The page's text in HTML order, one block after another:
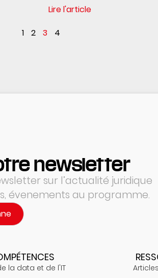
Lire l'article
1
2 3 4
newsletter
sur l’actualité juridique
évenements au programme.
la data et de l'IT